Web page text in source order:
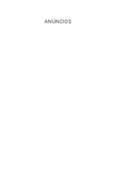
ANÚNCIOS